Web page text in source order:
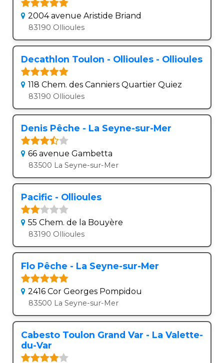
2004 avenue Aristide Briand
83190 Ollioules
Decathlon Toulon - Ollioules - Ollioules
118 Chem. des Canniers Quartier Quiez
83190 Ollioules
Denis Pêche - La Seyne-sur-Mer
66 avenue Gambetta
83500 La Seyne-sur-Mer
Pacific - Ollioules
55 Chem. de la Bouyère
83190 Ollioules
Flo Pêche - La Seyne-sur-Mer
2416 Cor Georges Pompidou
83500 La Seyne-sur-Mer
Cabesto Toulon Grand Var - La Valette-
du-Var